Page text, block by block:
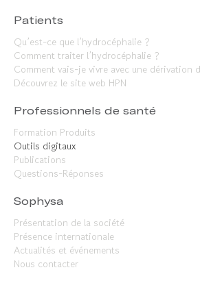
Patients
Qu’est-ce que l’hydrocéphalie ?
Comment traiter l’hydrocéphalie ?
Comment vais-je vivre avec une dérivation
Découvrez le site web HPN
Professionnels de santé
Formation Produits
Outils digitaux
Publications
Questions-Réponses
Sophysa
Présentation de la société
Présence internationale
Actualités et événements
Nous contacter